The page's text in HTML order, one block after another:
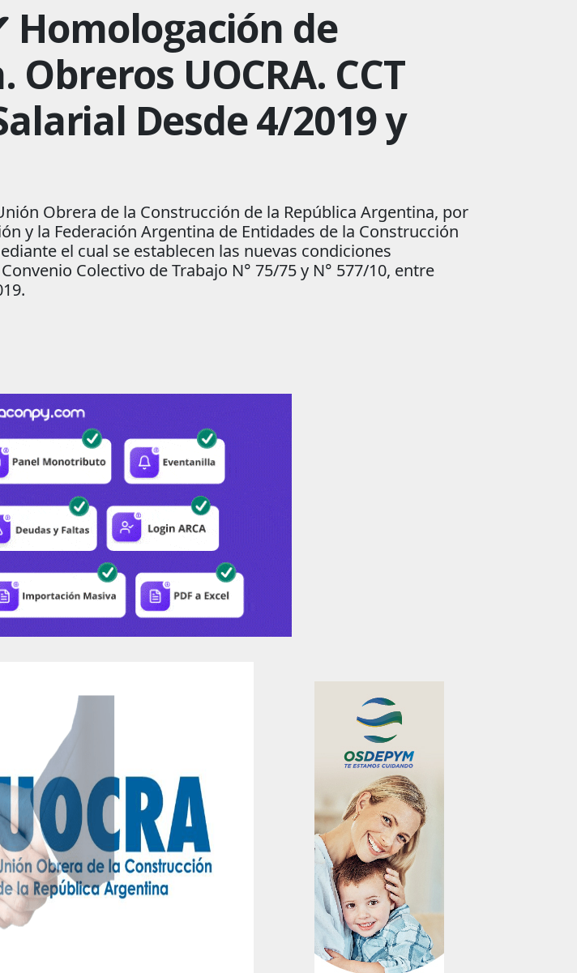
Homologación de
UOCRA. CCT
Desde 4/2019 y
Obrera de la Construcción de la República Argentina, por
y la Federación Argentina de Entidades de la Construcción
el cual se establecen las nuevas condiciones
Colectivo de Trabajo N° 75/75 y N° 577/10, entre